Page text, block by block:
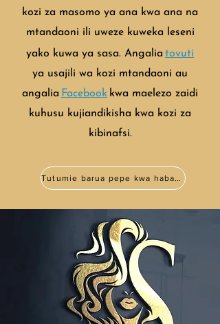
kozi za masomo ya ana kwa ana na
mtandaoni ili uweze kuweka leseni
yako kuwa ya sasa. Angalia tovuti
ya usajili wa kozi mtandaoni au
angalia Facebook kwa maelezo zaidi
kuhusu kujiandikisha kwa kozi za
kibinafsi.
Tutumie barua pepe kwa habari zaidi